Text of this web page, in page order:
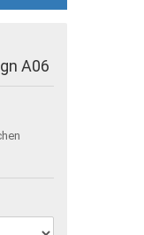
A06